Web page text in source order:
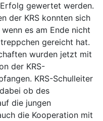
gewertet werden.
der KRS konnten sich
es am Ende nicht
gereicht hat.
wurden jetzt mit
der KRS-
KRS-Schulleiter
ob des
die jungen
die Kooperation mit